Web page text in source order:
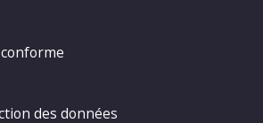
des données